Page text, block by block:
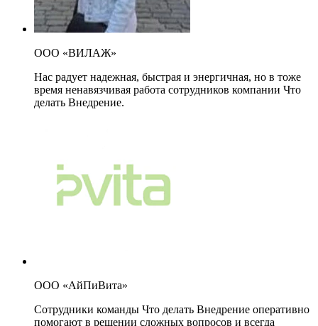
ООО «ВИЛАЖ»
Нас радует надежная, быстрая и энергичная, но в тоже
время ненавязчивая работа сотрудников компании Что
делать Внедрение.
ООО «АйПиВита»
Сотрудники команды Что делать Внедрение оперативно
помогают в решении сложных вопросов и всегда